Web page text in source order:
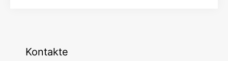
Kontakte